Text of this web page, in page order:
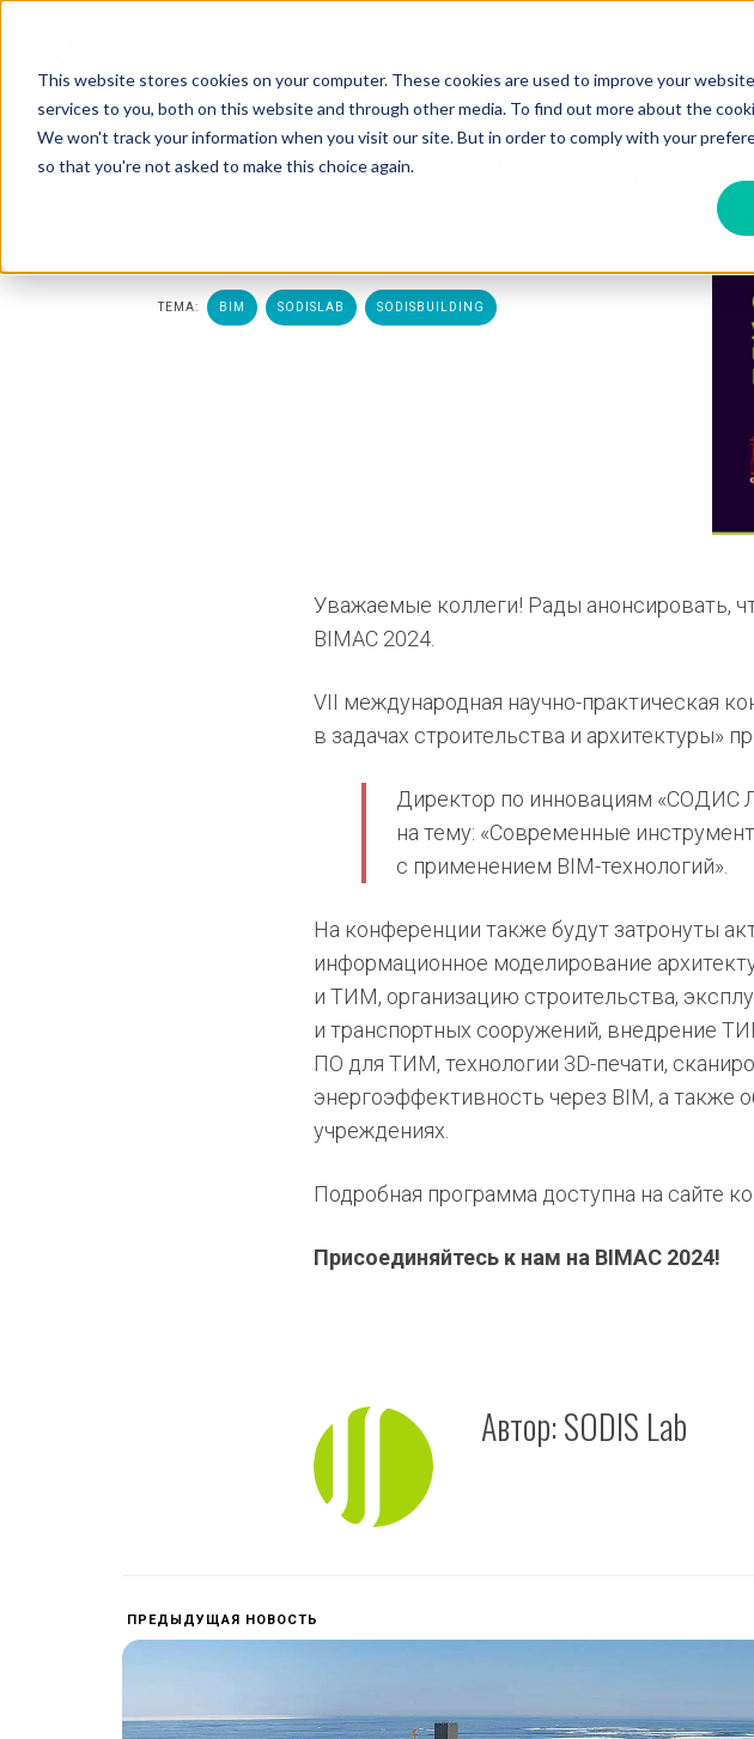
This website stores cookies on your computer. These cookies are used to improve your
services to you, both on this website and through other media. To find out more about the
We won't track your information when you visit our site. But in order to comply with your
so that you're not asked to make this choice again.
«СОДИС ЛАБ» НА BIMAC 2024
ТЕМА: BIM SODISLAB SODISBUILDING
Уважаемые коллеги! Рады анонсировать,
BIMAC 2024.
VII международная научно-практическая
в задачах строительства и архитектуры»
Директор по инновациям «СОДИС
на тему: «Современные
с применением BIM-технологий».
На конференции также будут затронуты
информационное моделирование
и ТИМ, организацию строительства,
и транспортных сооружений, внедрение
ПО для ТИМ, технологии 3D-печати,
энергоэффективность через BIM, а также
учреждениях.
Подробная программа доступна на сайте
Присоединяйтесь к нам на BIMAC 2024!
Автор:SODIS Lab
ПРЕДЫДУЩАЯ НОВОСТЬ